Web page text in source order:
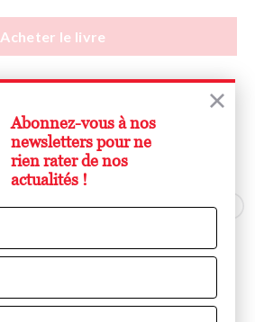
Abonnez-vous à nos
newsletters pour ne
rien rater de nos
actualités !
Acheter le livre